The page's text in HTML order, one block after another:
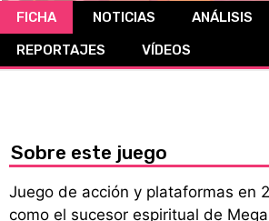
FICHA NOTICIAS ANÁLISIS
REPORTAJES
VÍDEOS
Sobre este juego
Juego de acción y plataformas en
como el sucesor espiritual de